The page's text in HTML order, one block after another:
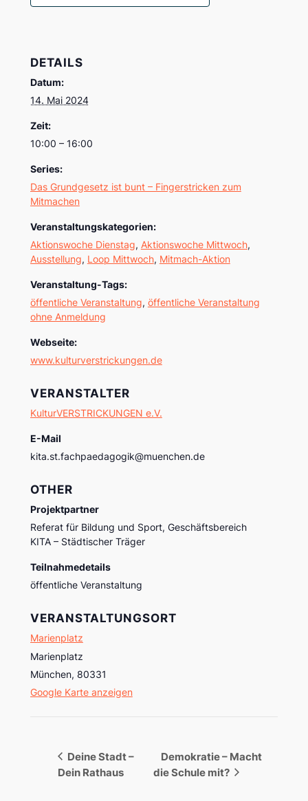
DETAILS
Datum:
14. Mai 2024
Zeit:
10:00 – 16:00
Series:
Das Grundgesetz ist bunt – Fingerstricken zum
Mitmachen
Veranstaltungskategorien:
Aktionswoche Dienstag, Aktionswoche Mittwoch,
Ausstellung, Loop Mittwoch, Mitmach-Aktion
Veranstaltung-Tags:
öffentliche Veranstaltung, öffentliche Veranstaltung
ohne Anmeldung
Webseite:
www.kulturverstrickungen.de
VERANSTALTUNGSORT
Marienplatz
Marienplatz
München, 80331
Google Karte anzeigen
VERANSTALTER
KulturVERSTRICKUNGEN e.V.
E-Mail
kita.st.fachpaedagogik@muenchen.de
OTHER
Projektpartner
Referat für Bildung und Sport, Geschäftsbereich
KITA – Städtischer Träger
Teilnahmedetails
öffentliche Veranstaltung
Deine Stadt –
Dein Rathaus
Demokratie – Macht
die Schule mit?